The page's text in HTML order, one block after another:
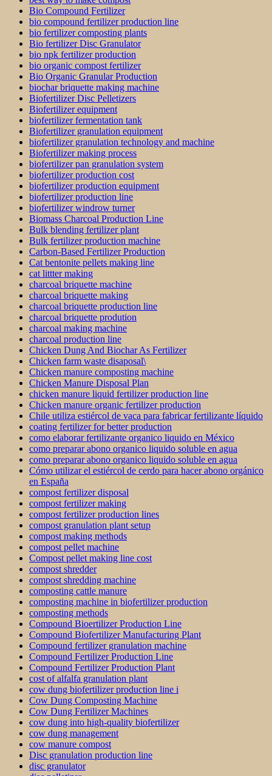
Bio Compound Fertilizer
bio compound fertilizer production line
bio fertilizer composting plants
Bio fertilizer Disc Granulator
bio npk fertilizer production
bio organic compost fertilizer
Bio Organic Granular Production
biochar briquette making machine
Biofertilizer Disc Pelletizers
Biofertilizer equipment
biofertilizer fermentation tank
Biofertilizer granulation equipment
biofertilizer granulation technology and machine
Biofertilizer making process
biofertilizer pan granulation system
biofertilizer production cost
biofertilizer production equipment
biofertilizer production line
biofertilizer windrow turner
Biomass Charcoal Production Line
Bulk blending fertilizer plant
Bulk fertilizer production machine
Carbon-Based Fertilizer Production
Cat bentonite pellets making line
cat littter making
charcoal briquette machine
charcoal briquette making
charcoal briquette production line
charcoal briquette prodution
charcoal making machine
charcoal production line
Chicken Dung And Biochar As Fertilizer
Chicken farm waste disaposal\
Chicken manure composting machine
Chicken Manure Disposal Plan
chicken manure liquid fertilizer production line
Chicken manure organic fertilizer production
Chile utiliza estiércol de vaca para fabricar fertilizante líquido
coating fertilizer for better production
como elaborar fertilizante organico liquido en México
como preparar abono organico liquido soluble en agua
como preparar abono organico liquido soluble en agua
Cómo utilizar el estiércol de cerdo para hacer abono orgánico
en España
compost fertilizer disposal
compost fertilizer making
compost fertilizer production lines
compost granulation plant setup
compost making methods
compost pellet machine
Compost pellet making line cost
compost shredder
compost shredding machine
composting cattle manure
composting machine in biofertilizer production
composting methods
Compound Bioertilizer Production Line
Compound Biofertilizer Manufacturing Plant
Compound fertilizer granulation machine
Compound Fertilizer Production Line
Compound Fertilizer Production Plant
cost of alfalfa granulation plant
cow dung biofertilizer production line i
Cow Dung Composting Machine
Cow Dung Fertilizer Machines
cow dung into high-quality biofertilizer
cow dung management
cow manure compost
Disc granulation production line
disc granulator